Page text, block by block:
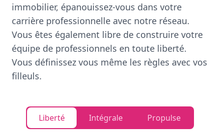
immobilier, épanouissez-vous dans votre
carrière professionnelle avec notre réseau.
Vous êtes également libre de construire votre
équipe de professionnels en toute liberté.
Vous définissez vous même les règles avec vos
filleuls.
Liberté Intégrale Propulse